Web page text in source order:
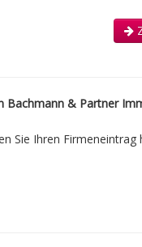
Bachmann & Partner
Sie Ihren Firmeneintrag